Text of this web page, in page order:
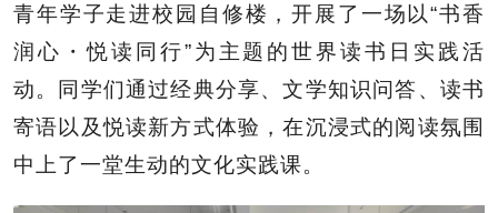
青年学子走进校园自修楼，开展了一场以“书香
润心・悦读同行”为主题的世界读书日实践活
动。同学们通过经典分享、文学知识问答、读书
寄语以及悦读新方式体验，在沉浸式的阅读氛围
中上了一堂生动的文化实践课。